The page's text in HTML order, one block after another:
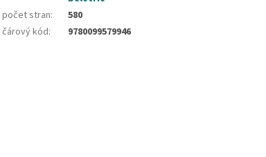
počet stran:
580
čárový kód: 9780099579946